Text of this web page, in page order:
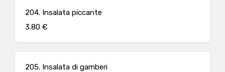
204. Insalata piccante
3.80 €
205. Insalata di gamberi